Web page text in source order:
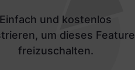
Einfach und kostenlos
um dieses Feature
freizuschalten.